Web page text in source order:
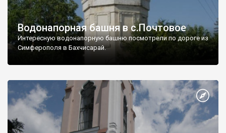
Водонапорная башня в с.Почтовое
Интересную водонапорную башню посмотрели по дороге из
Симферополя в Бахчисарай.